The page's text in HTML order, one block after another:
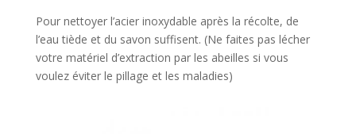
Pour nettoyer l’acier inoxydable après la récolte, de
l’eau tiède et du savon suffisent. (Ne faites pas lécher
votre matériel d’extraction par les abeilles si vous
voulez éviter le pillage et les maladies)